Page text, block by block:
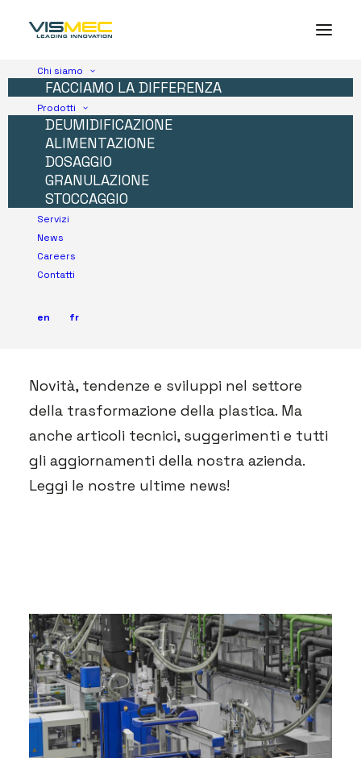
Chi siamo
FACCIAMO LA DIFFERENZA
Prodotti
DEUMIDIFICAZIONE
ALIMENTAZIONE
DOSAGGIO
GRANULAZIONE
STOCCAGGIO
Servizi
News
Careers
Contatti
en fr
Novità, tendenze e sviluppi nel settore
della trasformazione della plastica. Ma
anche articoli tecnici, suggerimenti e tutti
gli aggiornamenti della nostra azienda.
Leggi le nostre ultime news!